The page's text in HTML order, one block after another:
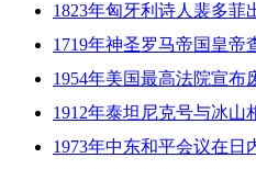
1823年匈牙利诗人裴多菲
1719年神圣罗马帝国皇
1954年美国最高法院宣布
1912年泰坦尼克号与冰山
1973年中东和平会议在日